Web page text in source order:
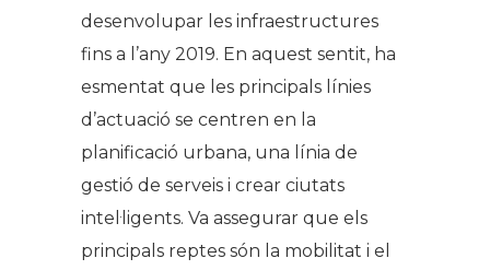
desenvolupar les infraestructures
fins a l’any 2019. En aquest sentit, ha
esmentat que les principals línies
d’actuació se centren en la
planificació urbana, una línia de
gestió de serveis i crear ciutats
intel·ligents. Va assegurar que els
principals reptes són la mobilitat i el